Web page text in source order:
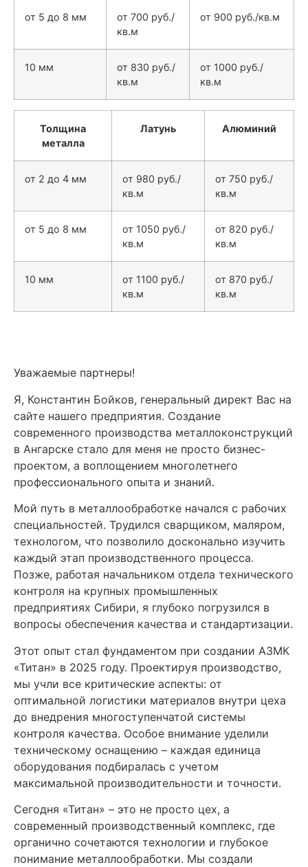
от 5 до 8 мм
от 700 руб./
кв.м
от 900 руб./кв.м
10 мм
от 830 руб./
кв.м
от 1000 руб./
кв.м
Толщина
металла
Латунь Алюминий
от 2 до 4 мм
от 980 руб./
кв.м
от 750 руб./
кв.м
от 5 до 8 мм
от 1050 руб./
кв.м
от 820 руб./
кв.м
10 мм
от 1100 руб./
кв.м
от 870 руб./
кв.м
Уважаемые партнеры!
Я, Константин Бойков, генеральный директ Вас на
сайте нашего предприятия. Создание
современного производства металлоконструкций
в Ангарске стало для меня не просто бизнес-
проектом, а воплощением многолетнего
профессионального опыта и знаний.
Мой путь в металлообработке начался с рабочих
специальностей. Трудился сварщиком, маляром,
технологом, что позволило досконально изучить
каждый этап производственного процесса.
Позже, работая начальником отдела технического
контроля на крупных промышленных
предприятиях Сибири, я глубоко погрузился в
вопросы обеспечения качества и стандартизации.
Этот опыт стал фундаментом при создании АЗМК
«Титан» в 2025 году. Проектируя производство,
мы учли все критические аспекты: от
оптимальной логистики материалов внутри цеха
до внедрения многоступенчатой системы
контроля качества. Особое внимание уделили
техническому оснащению – каждая единица
оборудования подбиралась с учетом
максимальной производительности и точности.
Сегодня «Титан» – это не просто цех, а
современный производственный комплекс, где
органично сочетаются технологии и глубокое
понимание металлообработки. Мы создали